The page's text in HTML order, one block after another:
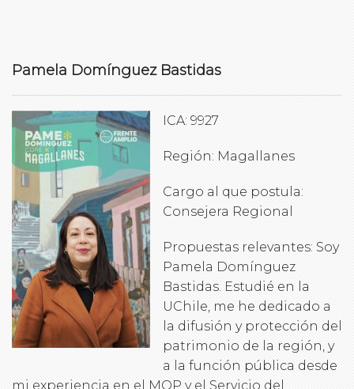
Pamela Domínguez Bastidas
ICA: 9927
Región: Magallanes
Cargo al que postula:
Consejera Regional
Propuestas relevantes: Soy
Pamela Domínguez
Bastidas. Estudié en la
UChile, me he dedicado a
la difusión y protección del
patrimonio de la región, y
a la función pública desde
mi experiencia en el MOP y el Servicio del